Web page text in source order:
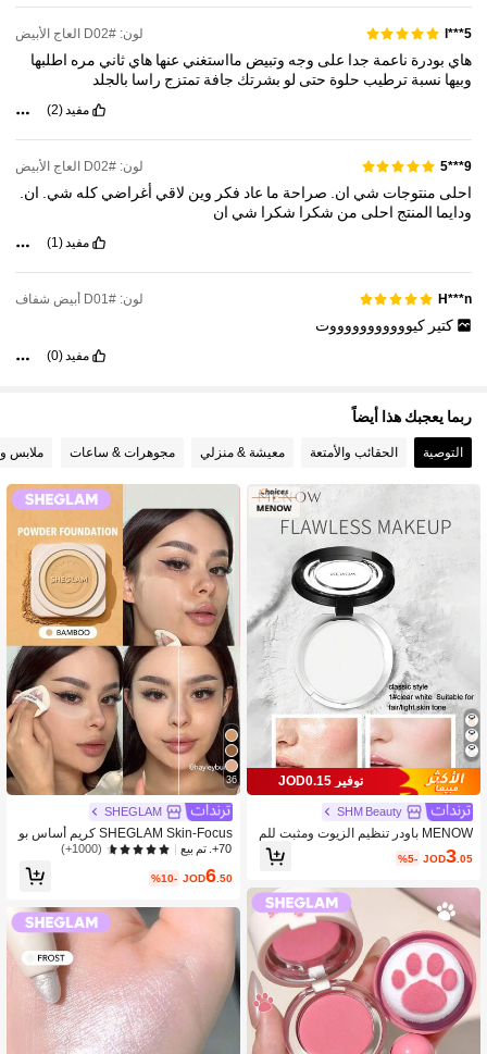
l***5 لون: #D02 العاج الأبيض
هاي بودرة ناعمة جدا على وجه وتبيض مااستغني عنهاهايثاني مره اطلبها
وبيها نسبةترطيب حلوة حتى لو بشرتك جافةتمتزج راسا بالجلد
مفيد(2)
9***5 لون: #D02 العاج الأبيض
احلى منتوجات شي ان. صراحة ما عاد فكر وين لاقي أغراضيكله شي. ان.
ودايما المنتج احلى من شكرا شكرا شي ان
مفيد(1)
H***n لون: #D01 أبيض شفاف
كتير كيوووووووووووت
مفيد(0)
ربما يعجبك هذا أيضاً
التوصية الحقائب والأمتعة معيشة & منزلي مجوهرات & ساعات ملابس
توفير JOD0.15
SHM Beauty
MENOW باودر تنظيم الزيوت ومثبت للم
كياج مصنوع من التول الخامل والمطفي،
طويل الأمد، مناسب للبشرة الجافة والده
JOD3.05
%5-
36
SHEGLAM
SHEGLAM Skin-Focus كريم أساس بو
درة تغطية عالية-Bamboo ماركة تجميل
70+. تم بيع (1000+)
JOD6.50
%10-